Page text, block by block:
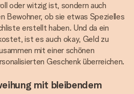
oder witzig ist, sondern auch
Bewohner, ob sie etwas Spezielles
erstellt haben. Und da ein
ist es auch okay, Geld zu
mit einer schönen
Geschenk überreichen.
mit bleibendem